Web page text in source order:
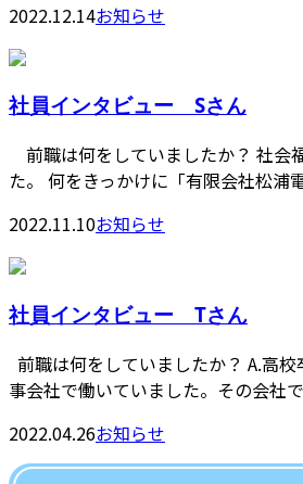
2022.12.14お知らせ
社員インタビュー Sさん
前職は何をしていましたか？ 社会
た。 何をきっかけに「有限会社松浦
2022.11.10お知らせ
社員インタビュー Tさん
前職は何をしていましたか？ A.高
事会社で働いていました。その会社
2022.04.26お知らせ